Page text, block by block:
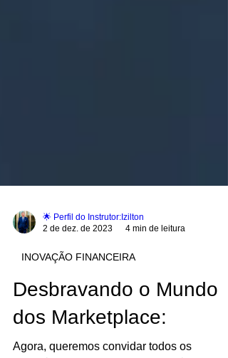
2 de dez. de 2023
4 min de leitura
INOVAÇÃO FINANCEIRA
Desbravando o Mundo
dos Marketplace: